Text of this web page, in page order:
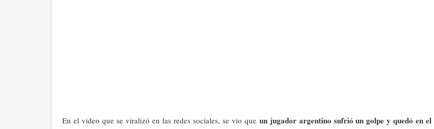
En el video que se viralizó en las redes sociales, se vio queun jugador argentino sufrió un golpe y quedó en el